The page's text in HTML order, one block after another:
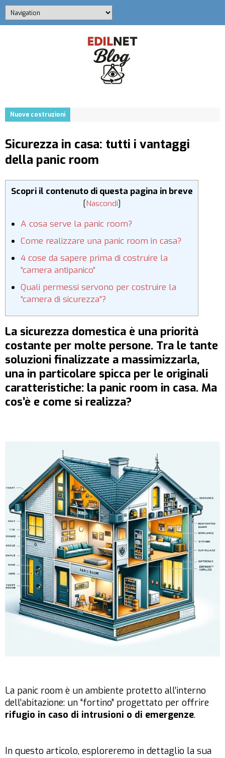
Nuove costruzioni
Sicurezza in casa: tutti i vantaggi
della panic room
Scopri il contenuto di questa pagina in breve
[Nascondi]
A cosa serve la panic room?
Come realizzare una panic room in casa?
4 cose da sapere prima di costruire la
“camera antipanico”
Quali permessi servono per costruire la
“camera di sicurezza”?
La sicurezza domestica è una priorità
costante per molte persone. Tra le tante
soluzioni finalizzate a massimizzarla,
una in particolare spicca per le originali
caratteristiche: la panic room in casa. Ma
cos’è e come si realizza?
La panic room è un ambiente protetto all’interno
dell’abitazione: un “fortino” progettato per offrire
rifugio in caso di intrusioni o di emergenze.
In questo articolo, esploreremo in dettaglio la sua